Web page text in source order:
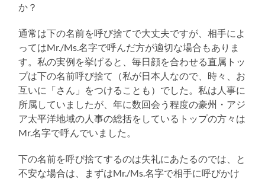
か？
通常は下の名前を呼び捨てで大丈夫ですが、相手によ
ってはMr./Ms.名字で呼んだ方が適切な場合もありま
す。私の実例を挙げると、毎日顔を合わせる直属トッ
プは下の名前呼び捨て（私が日本人なので、時々、お
互いに「さん」をつけることも）でした。私は人事に
所属していましたが、年に数回会う程度の豪州・アジ
ア太平洋地域の人事の総括をしているトップの方々は
Mr.名字で呼んでいました。
下の名前を呼び捨てするのは失礼にあたるのでは、と
不安な場合は、まずはMr./Ms.名字で相手に呼びかけ